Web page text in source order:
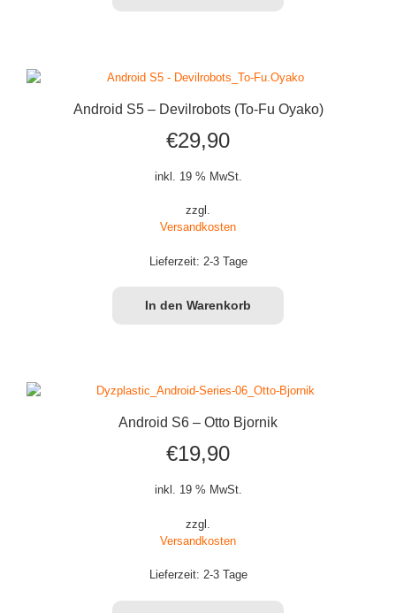
Android S5 – Devilrobots (To-Fu Oyako)
€29,90
inkl. 19 % MwSt.
zzgl.
Versandkosten
Lieferzeit: 2-3 Tage
In den Warenkorb
Android S6 – Otto Bjornik
€19,90
inkl. 19 % MwSt.
zzgl.
Versandkosten
Lieferzeit: 2-3 Tage